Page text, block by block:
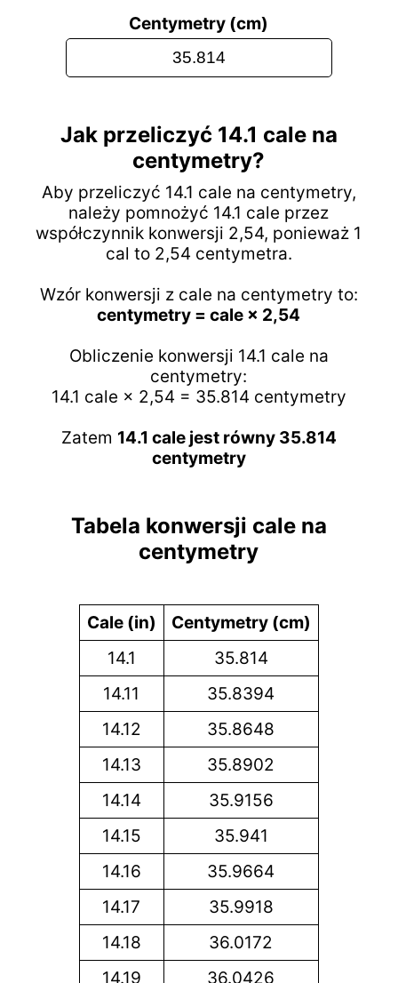
Centymetry (cm)
Jak przeliczyć 14.1 cale na
centymetry?
Aby przeliczyć 14.1 cale na centymetry,
należy pomnożyć 14.1 cale przez
współczynnik konwersji 2,54, ponieważ 1
cal to 2,54 centymetra.
Wzór konwersji z cale na centymetry to:
centymetry = cale × 2,54
Obliczenie konwersji 14.1 cale na
centymetry:
14.1 cale × 2,54 = 35.814 centymetry
Zatem 14.1 cale jest równy 35.814
centymetry
Tabela konwersji cale na
centymetry
Cale (in)
Centymetry (cm)
14.1
35.814
14.11
35.8394
14.12
35.8648
14.13
35.8902
14.14
35.9156
14.15
35.941
14.16
35.9664
14.17
35.9918
14.18
36.0172
14.19
36.0426